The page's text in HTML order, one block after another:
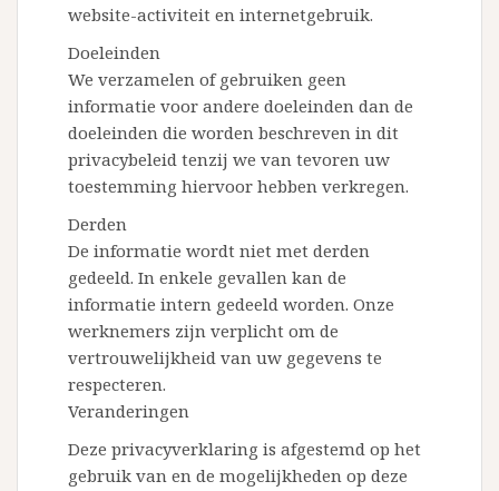
website-activiteit en internetgebruik.
Doeleinden
We verzamelen of gebruiken geen
informatie voor andere doeleinden dan de
doeleinden die worden beschreven in dit
privacybeleid tenzij we van tevoren uw
toestemming hiervoor hebben verkregen.
Derden
De informatie wordt niet met derden
gedeeld. In enkele gevallen kan de
informatie intern gedeeld worden. Onze
werknemers zijn verplicht om de
vertrouwelijkheid van uw gegevens te
respecteren.
Veranderingen
Deze privacyverklaring is afgestemd op het
gebruik van en de mogelijkheden op deze